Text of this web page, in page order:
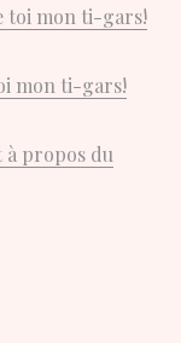
toi mon ti-gars!
mon ti-gars!
à propos du